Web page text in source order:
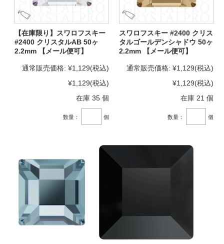
【在庫限り】スワロフスキー
#2400 クリスタルAB 50ヶ
2.2mm 【メール便可】
通常販売価格: ¥1,129(税込)
¥1,129(税込)
在庫 35 個
数量： 個
スワロフスキー #2400 クリス
タルゴールデンシャドウ 50ヶ
2.2mm 【メール便可】
通常販売価格: ¥1,129(税込)
¥1,129(税込)
在庫 21 個
数量： 個